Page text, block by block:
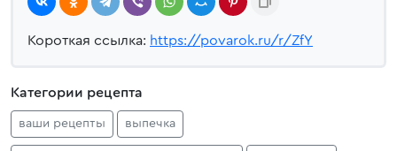
Короткая ссылка: https://povarok.ru/r/ZfY
Категории рецепта
ваши рецепты выпечка